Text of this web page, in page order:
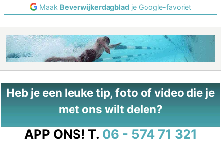
Maak Beverwijkerdagblad je Google-favoriet
Heb je een leuke tip, foto of video die je
met ons wilt delen?
APP ONS! T. 06 - 574 71 321